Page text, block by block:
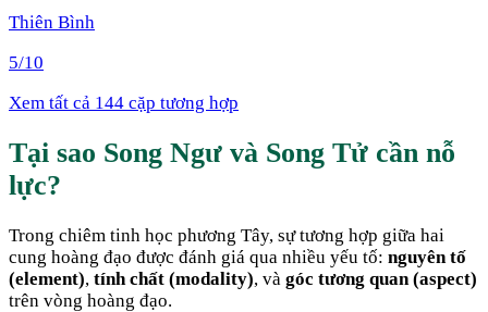
Thiên Bình
5/10
Xem tất cả 144 cặp tương hợp
Tại sao Song Ngư và Song Tử cần nỗ
lực?
Trong chiêm tinh học phương Tây, sự tương hợp giữa hai
cung hoàng đạo được đánh giá qua nhiều yếu tố: nguyên tố
(element), tính chất (modality), và góc tương quan (aspect)
trên vòng hoàng đạo.